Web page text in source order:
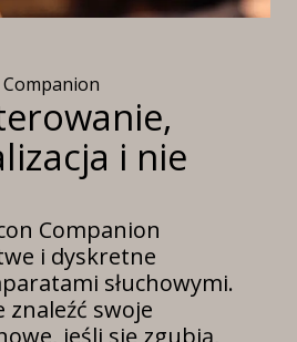
i nie
Companion
i dyskretne
słuchowymi.
znaleźć swoje
jeśli się zgubią,